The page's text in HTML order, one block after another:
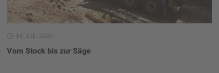
14. JULI 2026
Vom Stock bis zur Säge